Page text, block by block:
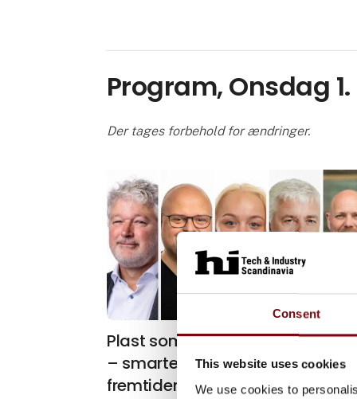
Consent
This website uses cookies
We use cookies to
Program, Onsdag
Der tages forbehold for ændringer.
Plast som industrielt alternativ
– smartere løsninger til
fremtidens industri